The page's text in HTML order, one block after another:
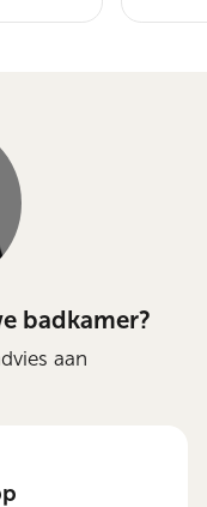
badkamer?
aan